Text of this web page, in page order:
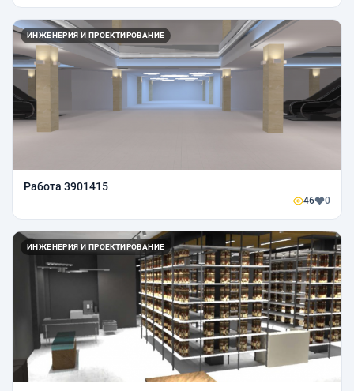
ИНЖЕНЕРИЯ И ПРОЕКТИРОВАНИЕ
Работа 3901415
46 0
ИНЖЕНЕРИЯ И ПРОЕКТИРОВАНИЕ